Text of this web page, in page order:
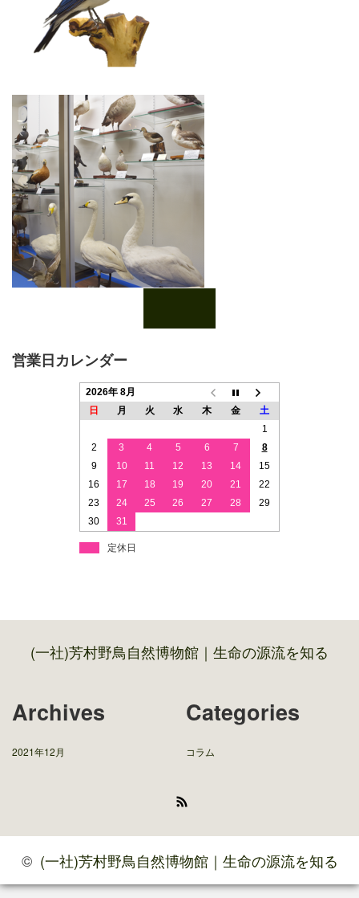
営業日カレンダー
2026年 8月
日
月 火 水 木 金
土
1
2
3 4 5 6 7
8
9
10 11 12 13 14
15
16
17 18 19 20 21
22
23
24 25 26 27 28
29
30
31
定休日
(一社)芳村野鳥自然博物館｜生命の源流を知る
Archives
2021年12月
Categories
コラム
© (一社)芳村野鳥自然博物館｜生命の源流を知る